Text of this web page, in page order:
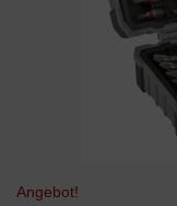
Angebot!